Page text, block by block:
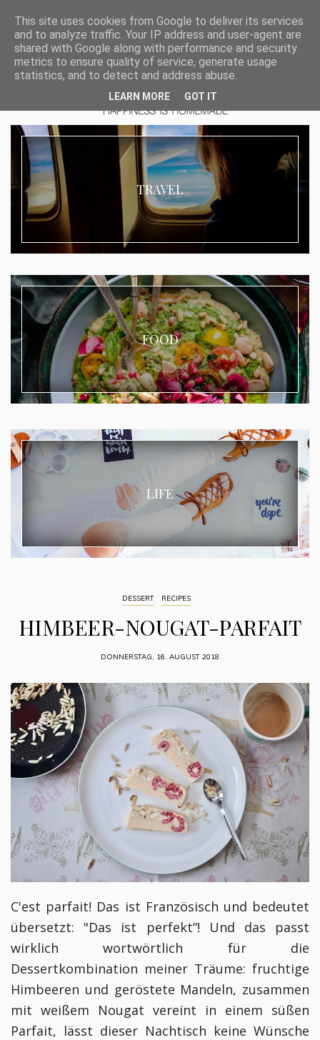
TRAVEL
FOOD
LIFE
DESSERT RECIPES
HIMBEER-NOUGAT-PARFAIT
DONNERSTAG, 16. AUGUST 2018
C'est parfait! Das ist Französisch und bedeutet
übersetzt: "Das ist perfekt“! Und das passt
wirklich wortwörtlich für die
Dessertkombination meiner Träume: fruchtige
Himbeeren und geröstete Mandeln, zusammen
mit weißem Nougat vereint in einem süßen
Parfait, lässt dieser Nachtisch keine Wünsche
This site uses cookies from Google to deliver its services
and to analyze traffic. Your IP address and user-agent are
shared with Google along with performance and security
metrics to ensure quality of service, generate usage
statistics, and to detect and address abuse.
LEARN MORE GOT IT